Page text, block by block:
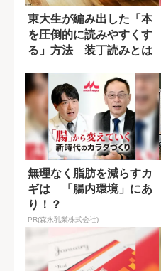
東大生が編み出した「本
を圧倒的に読みやすくす
る」方法 装丁読みとは
無理なく脂肪を減らすカ
ギは 「腸内環境」にあ
り！？
PR(森永乳業株式会社)